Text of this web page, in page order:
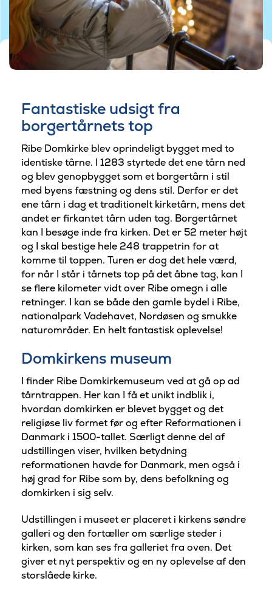
©Foto af Ribe Domkirke
Fantastiske udsigt fra
borgertårnets top
Ribe Domkirke blev oprindeligt bygget med to
identiske tårne. I 1283 styrtede det ene tårn ned
og blev genopbygget som et borgertårn i stil
med byens fæstning og dens stil. Derfor er det
ene tårn i dag et traditionelt kirketårn, mens det
andet er firkantet tårn uden tag. Borgertårnet
kan I besøge inde fra kirken. Det er 52 meter højt
og I skal bestige hele 248 trappetrin for at
komme til toppen. Turen er dog det hele værd,
for når I står i tårnets top på det åbne tag, kan I
se flere kilometer vidt over Ribe omegn i alle
retninger. I kan se både den gamle bydel i Ribe,
nationalpark Vadehavet, Nordøsen og smukke
naturområder. En helt fantastisk oplevelse!
Domkirkens museum
I finder Ribe Domkirkemuseum ved at gå op ad
tårntrappen. Her kan I få et unikt indblik i,
hvordan domkirken er blevet bygget og det
religiøse liv formet før og efter Reformationen i
Danmark i 1500-tallet. Særligt denne del af
udstillingen viser, hvilken betydning
reformationen havde for Danmark, men også i
høj grad for Ribe som by, dens befolkning og
domkirken i sig selv.
Udstillingen i museet er placeret i kirkens søndre
galleri og den fortæller om særlige steder i
kirken, som kan ses fra galleriet fra oven. Det
giver et nyt perspektiv og en ny oplevelse af den
storslåede kirke.